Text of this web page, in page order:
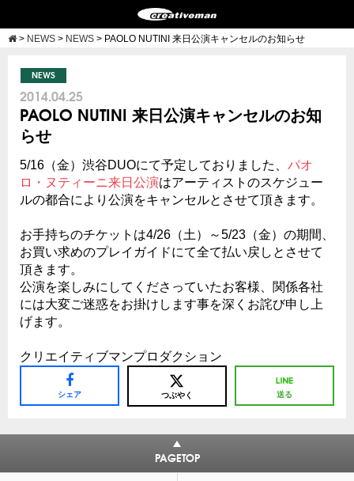
> NEWS > NEWS > PAOLO NUTINI 来日公演キャンセルのお知らせ
NEWS
2014.04.25
PAOLO NUTINI 来日公演キャンセルのお知
らせ
5/16（金）渋谷DUOにて予定しておりました、 パオ
ロ・ヌティーニ来日公演はアーティストのスケジュー
ルの都合により公演をキャンセルとさせて頂きます。
お手持ちのチケットは4/26（土）～5/23（金）の期間、
お買い求めのプレイガイドにて全て払い戻しとさせて
頂きます。
公演を楽しみにしてくださっていたお客様、関係各社
には大変ご迷惑をお掛けします事を深くお詫び申し上
げます。
クリエイティブマンプロダクション
シェア つぶやく 送る
PAGETOP